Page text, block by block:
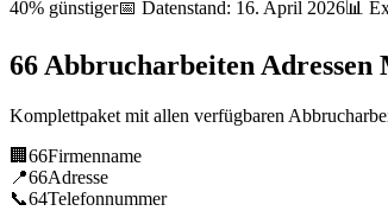
40% günstiger📅 Datenstand: 16. April 2026📊
66 Abbrucharbeiten Adressen
Komplettpaket mit allen verfügbaren
🏢 66Firmenname
📍66Adresse
📞64Telefonnummer